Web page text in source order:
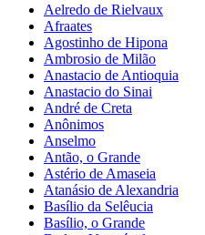
Aelredo de Rielvaux
Afraates
Agostinho de Hipona
Ambrosio de Milão
Anastacio de Antioquia
Anastacio do Sinai
André de Creta
Anônimos
Anselmo
Antão, o Grande
Astério de Amaseia
Atanásio de Alexandria
Basílio da Selêucia
Basílio, o Grande